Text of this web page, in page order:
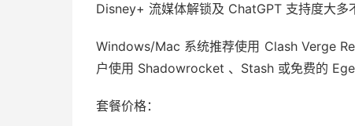
Disney+ 流媒体解锁及 ChatGPT 支持度大多
Windows/Mac 系统推荐使用 Clash Verge
户使用 Shadowrocket 、Stash 或免费的
套餐价格：